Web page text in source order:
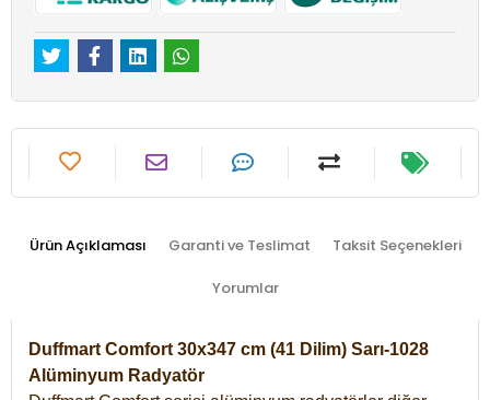
Ürün Açıklaması Garanti ve Teslimat Taksit Seçenekleri
Yorumlar
Duffmart Comfort 30x347 cm (41 Dilim) Sarı-1028
Alüminyum Radyatör